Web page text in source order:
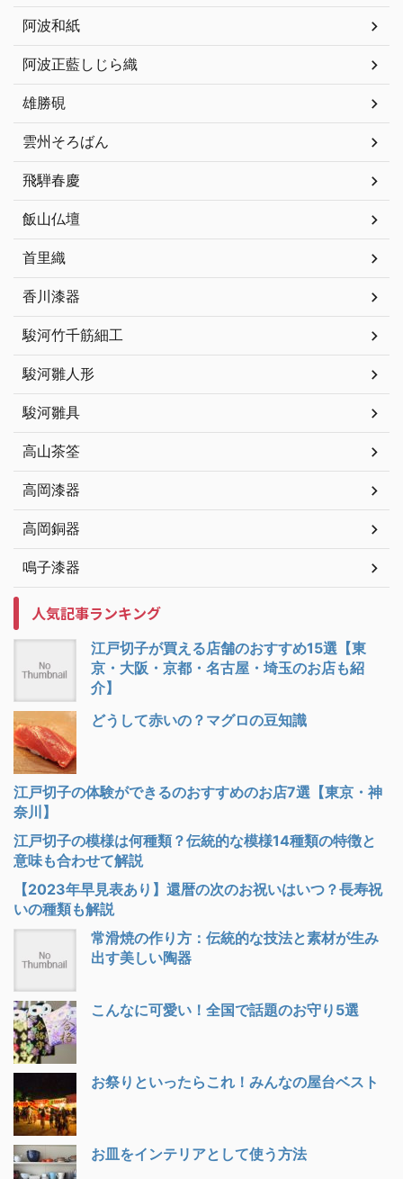
阿波和紙
阿波正藍しじら織
雄勝硯
雲州そろばん
飛騨春慶
飯山仏壇
首里織
香川漆器
駿河竹千筋細工
駿河雛人形
駿河雛具
高山茶筌
高岡漆器
高岡銅器
鳴子漆器
人気記事ランキング
江戸切子が買える店舗のおすすめ15選【東
京・大阪・京都・名古屋・埼玉のお店も紹
介】
どうして赤いの？マグロの豆知識
江戸切子の体験ができるのおすすめのお店7選【東京・神
奈川】
江戸切子の模様は何種類？伝統的な模様14種類の特徴と
意味も合わせて解説
【2023年早見表あり】還暦の次のお祝いはいつ？長寿祝
いの種類も解説
常滑焼の作り方：伝統的な技法と素材が生み
出す美しい陶器
こんなに可愛い！全国で話題のお守り5選
お祭りといったらこれ！みんなの屋台ベスト
お皿をインテリアとして使う方法